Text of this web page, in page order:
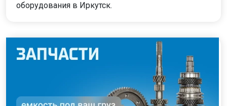
оборудования в Иркутск.